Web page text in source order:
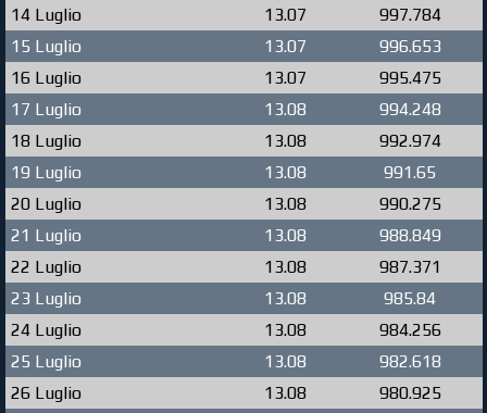
14 Luglio
13.07
997.784
15 Luglio
13.07
996.653
16 Luglio
13.07
995.475
17 Luglio
13.08
994.248
18 Luglio
13.08
992.974
19 Luglio
13.08
991.65
20 Luglio
13.08
990.275
21 Luglio
13.08
988.849
22 Luglio
13.08
987.371
23 Luglio
13.08
985.84
24 Luglio
13.08
984.256
25 Luglio
13.08
982.618
26 Luglio
13.08
980.925